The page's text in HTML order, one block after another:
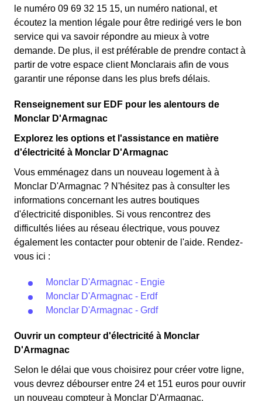
le numéro 09 69 32 15 15, un numéro national, et
écoutez la mention légale pour être redirigé vers le bon
service qui va savoir répondre au mieux à votre
demande. De plus, il est préférable de prendre contact à
partir de votre espace client Monclarais afin de vous
garantir une réponse dans les plus brefs délais.
Renseignement sur EDF pour les alentours de
Monclar D'Armagnac
Explorez les options et l'assistance en matière
d'électricité à Monclar D'Armagnac
Vous emménagez dans un nouveau logement à à
Monclar D'Armagnac ? N'hésitez pas à consulter les
informations concernant les autres boutiques
d'électricité disponibles. Si vous rencontrez des
difficultés liées au réseau électrique, vous pouvez
également les contacter pour obtenir de l'aide. Rendez-
vous ici :
Monclar D'Armagnac - Engie
Monclar D'Armagnac - Erdf
Monclar D'Armagnac - Grdf
Ouvrir un compteur d'électricité à Monclar
D'Armagnac
Selon le délai que vous choisirez pour créer votre ligne,
vous devrez débourser entre 24 et 151 euros pour ouvrir
un nouveau compteur à Monclar D'Armagnac.